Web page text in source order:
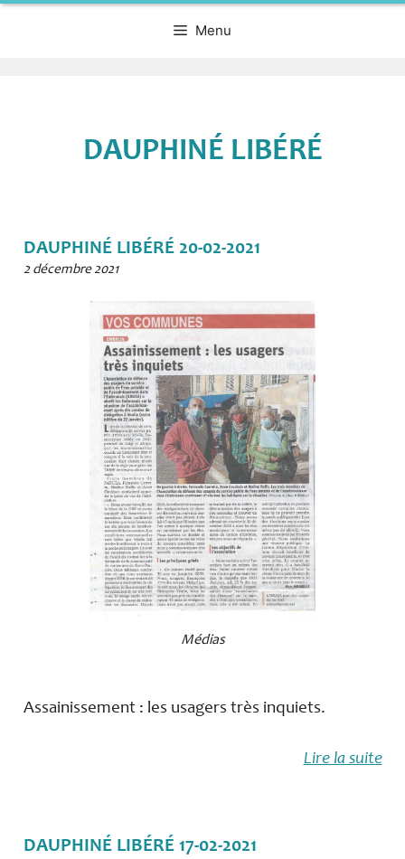
Menu
DAUPHINÉ LIBÉRÉ
DAUPHINÉ LIBÉRÉ 20-02-2021
2 décembre 2021
Médias
Assainissement : les usagers très inquiets.
Lire la suite
DAUPHINÉ LIBÉRÉ 17-02-2021